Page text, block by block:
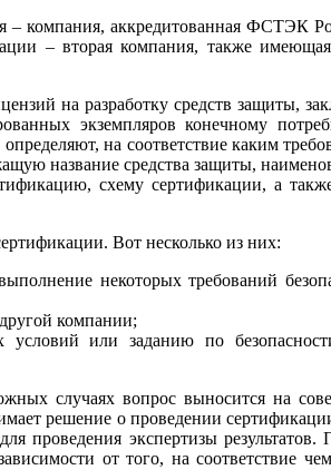
– компания, аккредитованная ФСТЭК
– вторая компания, также
на разработку средств защиты,
экземпляров конечному
на соответствие каким
название средства защиты,
схему сертификации, а
Вот несколько из них:
некоторых требований
компании;
условий или заданию по
случаях вопрос выносится на
решение о проведении
экспертизы результатов.
от того, на соответствие